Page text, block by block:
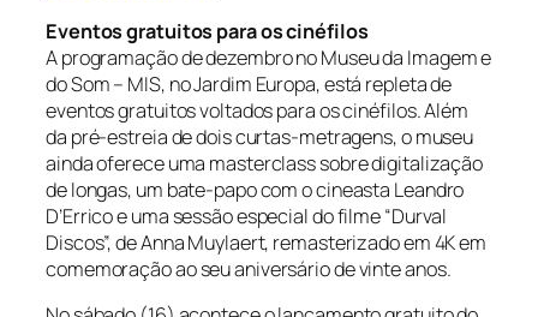
Eventos gratuitos para os cinéfilos
A programação de dezembro no Museu da Imagem e
do Som – MIS, no Jardim Europa, está repleta de
eventos gratuitos voltados para os cinéfilos. Além
da pré-estreia de dois curtas-metragens, o museu
ainda oferece uma masterclass sobre digitalização
de longas, um bate-papo com o cineasta Leandro
D’Errico e uma sessão especial do filme “Durval
Discos”, de Anna Muylaert, remasterizado em 4K em
comemoração ao seu aniversário de vinte anos.